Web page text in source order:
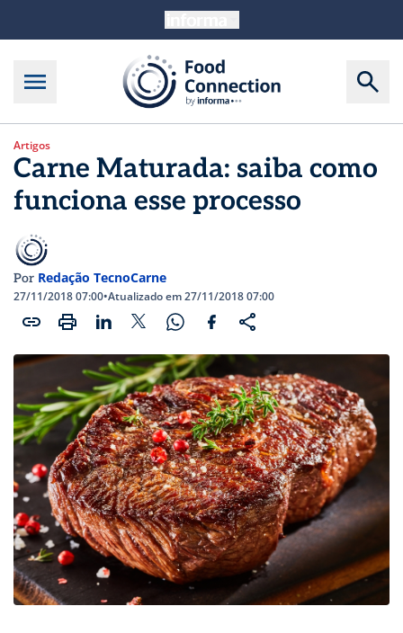
Artigos
Carne Maturada: saiba como
funciona esse processo
Por Redação TecnoCarne
27/11/2018 07:00•Atualizado em 27/11/2018 07:00